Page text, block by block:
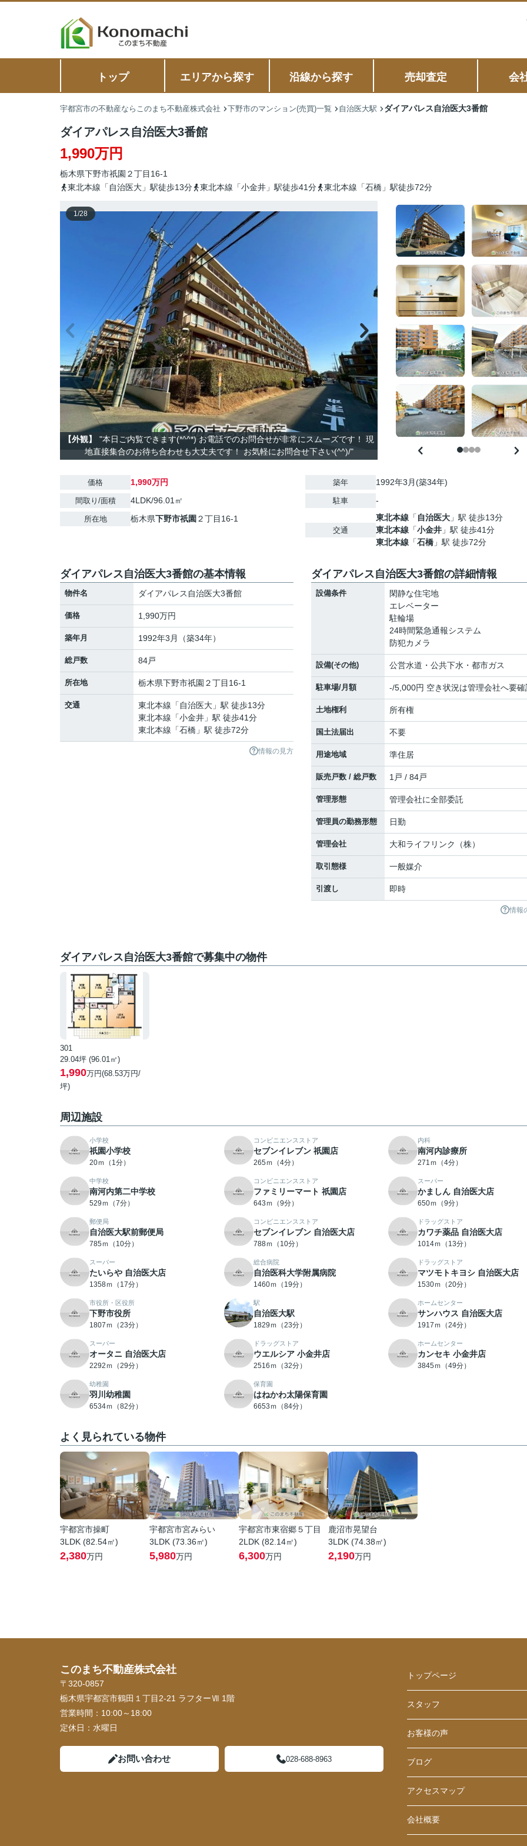
トップ エリアから探す 沿線から探す 売却査定 会
宇都宮市の不動産ならこのまち不動産株式会社 下野市のマンション(売買)一覧 自治医大駅 ダイアパレス自治医大3番館
ダイアパレス自治医大3番館
1,990万円
栃木県下野市祇園 ２丁目16-1
東北本線「自治医大」駅徒歩13分
東北本線「小金井」駅徒歩41分 東北本線「石橋」駅徒歩72分
1/28
【外観】
"本日ご内覧できます(*^^*) お電話でのお問合せが非常にスムーズです！ 現
地直接集合のお待ち合わせも大丈夫です！ お気軽にお問合せ下さい(^^)/"
価格 1,990万円
間取り/面積 4LDK/96.01㎡
所在地 栃木県下野市祇園 ２丁目16-1
築年 1992年3月(築34年)
駐車 -
交通
東北本線 「 自治医大 」駅 徒歩13分
東北本線 「小金井 」駅 徒歩41分
東北本線 「石橋 」駅 徒歩72分
ダイアパレス自治医大3番館の基本情報
物件名 ダイアパレス自治医大3番館
価格 1,990万円
築年月 1992年3月（築34年）
総戸数 84戸
所在地 栃木県下野市祇園 ２丁目16-1
交通 東北本線 「 自治医大 」駅 徒歩13分
東北本線 「小金井 」駅 徒歩41分
東北本線 「石橋 」駅 徒歩72分
情報の見方
ダイアパレス自治医大3番館の詳細情報
設備条件
閑静な住宅地
エレベーター
駐輪場
24時間緊急通報システム
防犯カメラ
設備(その他) 公営水道・公共下水・都市ガス
駐車場/月額 -/5,000円 空き状況は管理会社へ要確
土地権利 所有権
国土法届出 不要
用途地域 準住居
販売戸数 / 総戸数 1戸 / 84戸
管理形態 管理会社に全部委託
管理員の勤務形態 日勤
管理会社 大和ライフリンク（株）
取引態様 一般媒介
引渡し 即時
情報
ダイアパレス自治医大3番館で募集中の物件
301
29.04坪 (96.01㎡)
1,990万円(68.53万円/
坪)
周辺施設
小学校
祇園小学校
20ｍ（1分）
コンビニエンスストア
セブンイレブン 祇園店
265ｍ（4分）
内科
南河内診療所
271ｍ（4分）
中学校
南河内第二中学校
529ｍ（7分）
コンビニエンスストア
ファミリーマート 祇園店
643ｍ（9分）
スーパー
かましん 自治医大店
650ｍ（9分）
郵便局
自治医大駅前郵便局
785ｍ（10分）
コンビニエンスストア
セブンイレブン 自治医大店
788ｍ（10分）
ドラッグストア
カワチ薬品 自治医大店
1014ｍ（13分）
スーパー
たいらや 自治医大店
1358ｍ（17分）
総合病院
自治医科大学附属病院
1460ｍ（19分）
ドラッグストア
マツモトキヨシ 自治医大店
1530ｍ（20分）
市役所・区役所
下野市役所
1807ｍ（23分）
駅
自治医大駅
1829ｍ（23分）
ホームセンター
サンハウス 自治医大店
1917ｍ（24分）
スーパー
オータニ 自治医大店
2292ｍ（29分）
ドラッグストア
ウエルシア 小金井店
2516ｍ（32分）
ホームセンター
カンセキ 小金井店
3845ｍ（49分）
幼稚園
羽川幼稚園
6534ｍ（82分）
保育園
はねかわ太陽保育園
6653ｍ（84分）
よく見られている物件
宇都宮市操町
3LDK (82.54㎡)
2,380万円
宇都宮市宮みらい
3LDK (73.36㎡)
5,980万円
宇都宮市東宿郷５丁目
2LDK (82.14㎡)
6,300万円
鹿沼市晃望台
3LDK (74.38㎡)
2,190万円
このまち不動産株式会社
〒320-0857
栃木県宇都宮市鶴田１丁目2-21 ラフターⅦ 1階
営業時間： 10:00～18:00
定休日： 水曜日
お問い合わせ 028-688-8963
トップページ
スタッフ
お客様の声
ブログ
アクセスマップ
会社概要